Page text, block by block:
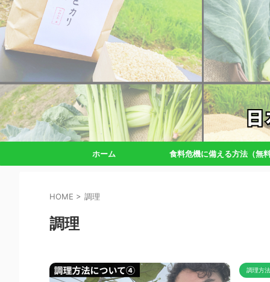
ホーム 食料危機に備える方法（無料
HOME > 調理
調理
調理方